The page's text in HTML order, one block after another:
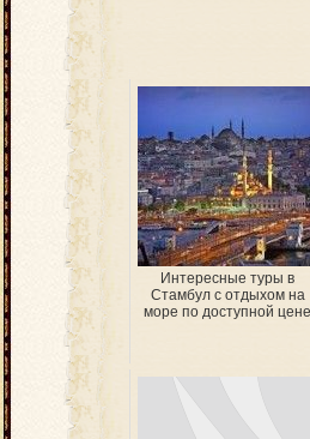
Интересные туры в
Стамбул с отдыхом на
море по доступной цене